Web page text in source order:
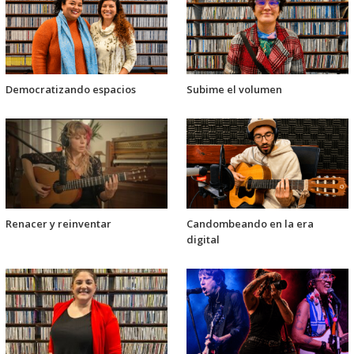
Democratizando espacios Subime el volumen
Renacer y reinventar
Candombeando en la era
digital